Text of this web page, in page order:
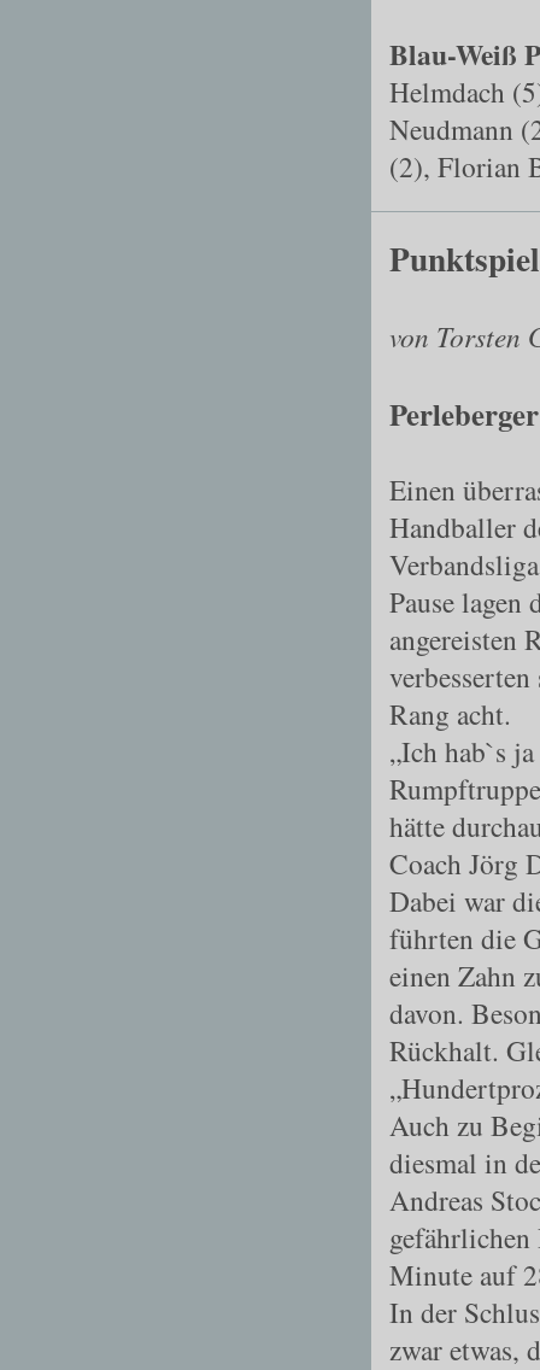
Blau-Weiß
Helmdach
Neudmann
(2), Florian
von Torsten
Einen
Handballer
Pause
angereisten
Rang acht.
„Ich hab`s
hätte
Coach Jörg
Dabei war
führten die
einen Zahn
davon.
Rückhalt.
Auch zu
diesmal in
Andreas
Minute auf
In der
zwar etwas,